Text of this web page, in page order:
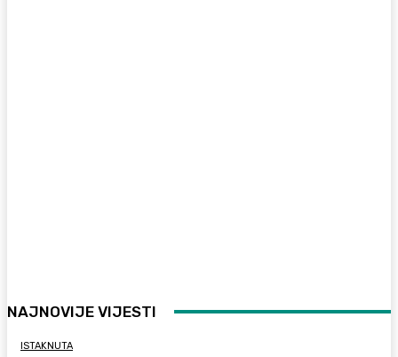
NAJNOVIJE VIJESTI
ISTAKNUTA